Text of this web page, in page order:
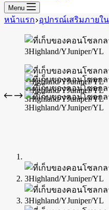
Menu
หน้าแรก อุปกรณ์เสริมภายใน